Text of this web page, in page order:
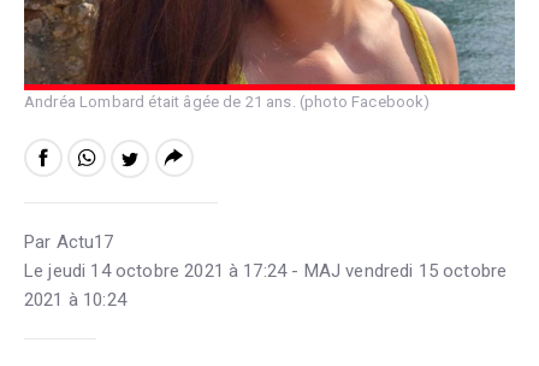
Andréa Lombard était âgée de 21 ans. (photo Facebook)
Par Actu17
Le jeudi 14 octobre 2021 à 17:24 - MAJ vendredi 15 octobre
2021 à 10:24